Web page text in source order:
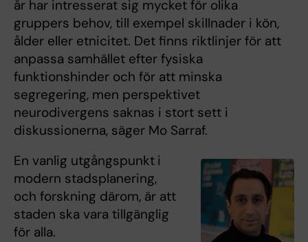
år har intresserat sig mycket för olika
gruppers behov, till exempel skillnader i kön,
ålder eller etnicitet. Det finns riktlinjer för att
anpassa samhället efter fysiska
funktionshinder och för att minska
segregering, men perspektivet
neurodivergens saknas i stort sett i
diskussionerna, säger Mo Sarraf.
En vanlig utgångspunkt i
modern stadsplanering,
och forskning därom, är att
staden ska vara tillgänglig
för alla.